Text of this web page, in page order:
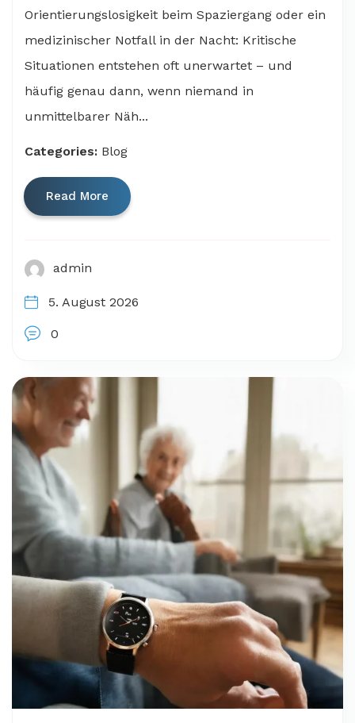
Orientierungslosigkeit beim Spaziergang oder ein
medizinischer Notfall in der Nacht: Kritische
Situationen entstehen oft unerwartet – und
häufig genau dann, wenn niemand in
unmittelbarer Näh...
Categories: Blog
Read More
admin
5. August 2026
0